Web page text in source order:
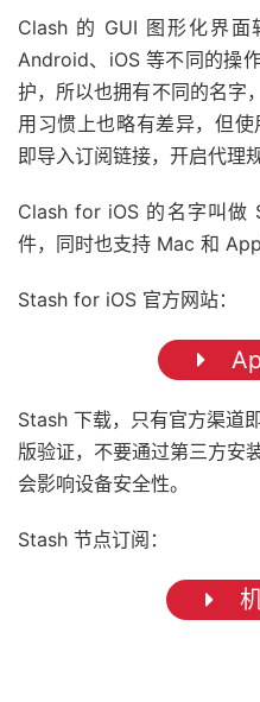
Clash 的 GUI 图形化界面
Android、iOS 等不同的操
护，所以也拥有不同的名字
用习惯上也略有差异，但使
即导入订阅链接，开启代理
Clash for iOS 的名字叫做
件，同时也支持 Mac 和
Stash for iOS 官方网站：
Stash 下载，只有官方渠道
版验证，不要通过第三方安
会影响设备安全性。
Stash 节点订阅：